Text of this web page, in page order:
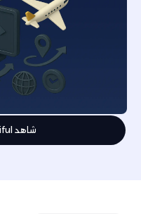
شاهد Omniful قيد العمل!